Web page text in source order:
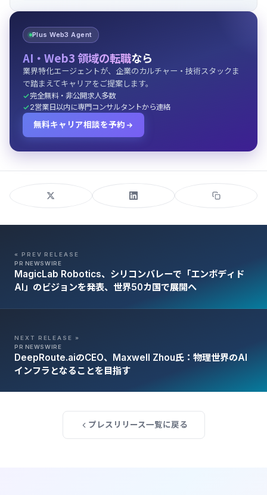
Plus Web3 Agent
AI・Web3 領域の転職なら
業界特化エージェントが、企業のカルチャー・技術スタックま
で踏まえてキャリアをご提案します。
完全無料・非公開求人多数
2営業日以内に専門コンサルタントから連絡
無料キャリア相談を予約
« PREV RELEASE
PR NEWSWIRE
MagicLab Robotics、シリコンバレーで「エンボディド
AI」のビジョンを発表、世界50カ国で展開へ
NEXT RELEASE »
PR NEWSWIRE
DeepRoute.aiのCEO、Maxwell Zhou氏：物理世界のAI
インフラとなることを目指す
プレスリリース一覧に戻る